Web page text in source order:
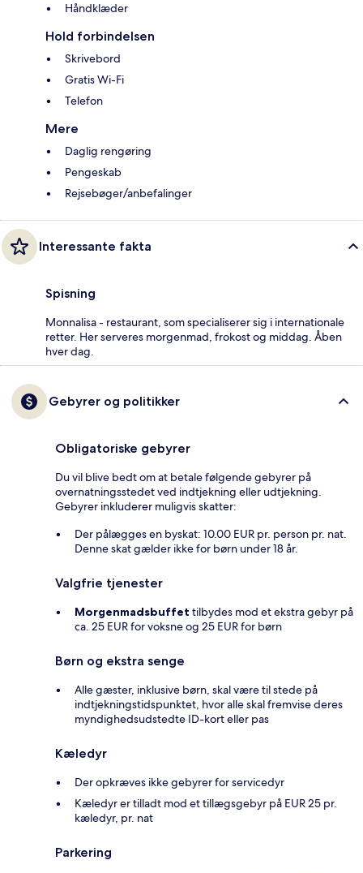
Håndklæder
Hold forbindelsen
Skrivebord
Gratis Wi-Fi
Telefon
Mere
Daglig rengøring
Pengeskab
Rejsebøger/anbefalinger
Interessante fakta
Spisning
Monnalisa - restaurant, som specialiserer sig i internationale
retter. Her serveres morgenmad, frokost og middag. Åben
hver dag.
Gebyrer og politikker
Obligatoriske gebyrer
Du vil blive bedt om at betale følgende gebyrer på
overnatningsstedet ved indtjekning eller udtjekning.
Gebyrer inkluderer muligvis skatter:
Der pålægges en byskat: 10.00 EUR pr. person pr. nat.
Denne skat gælder ikke for børn under 18 år.
Valgfrie tjenester
Morgenmadsbuffet tilbydes mod et ekstra gebyr på
ca. 25 EUR for voksne og 25 EUR for børn
Børn og ekstra senge
Alle gæster, inklusive børn, skal være til stede på
indtjekningstidspunktet, hvor alle skal fremvise deres
myndighedsudstedte ID-kort eller pas
Kæledyr
Der opkræves ikke gebyrer for servicedyr
Kæledyr er tilladt mod et tillægsgebyr på EUR 25 pr.
kæledyr, pr. nat
Parkering